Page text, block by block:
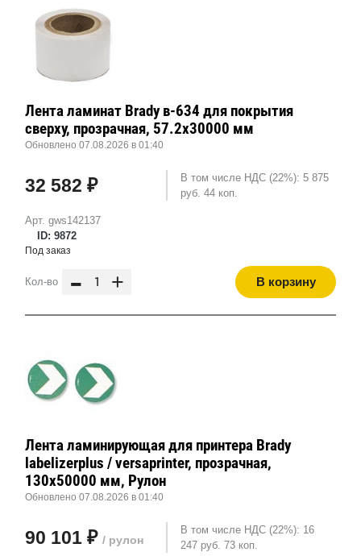
Арт. gws142137
ID: 9872
Лента ламинат Brady в-634 для покрытия
сверху, прозрачная, 57.2x30000 мм
Обновлено 07.08.2026 в 01:40
32 582 ₽
В том числе НДС (22%): 5 875
руб. 44 коп.
Под заказ
Кол-во - + В корзину
Лента ламинирующая для принтера Brady
labelizerplus / versaprinter, прозрачная,
130x50000 мм, Рулон
Обновлено 07.08.2026 в 01:40
90 101 ₽ / рулон
В том числе НДС (22%): 16
247 руб. 73 коп.